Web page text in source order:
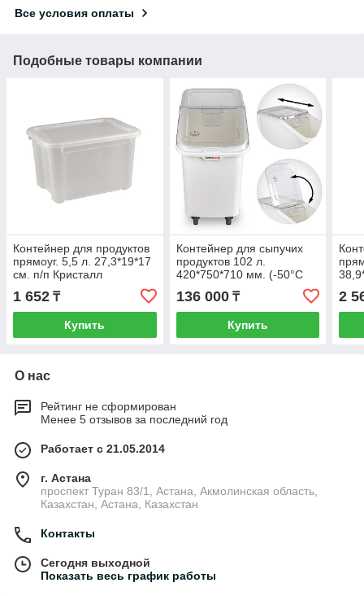
Все условия оплаты
Подобные товары компании
Контейнер для продуктов
прямоуг. 5,5 л. 27,3*19*17
см. п/п Кристалл
1М5Г2О1
1 652 ₸
Купить
Контейнер для сыпучих
продуктов 102 л.
420*750*710 мм. (-50°C
/+80°C) п/э на колесах,
белый /1/2/
136 000₸
Купить
2
О нас
Рейтинг не сформирован
Менее 5 отзывов за последний год
Работает с 21.05.2014
г. Астана
проспект Туран 83/1, Астана, Акмолинская область,
Казахстан, Астана, Казахстан
Контакты
Сегодня выходной
Показать весь график работы